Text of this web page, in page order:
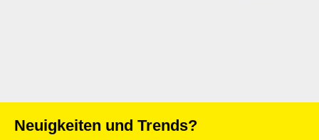
Neuigkeiten und Trends?